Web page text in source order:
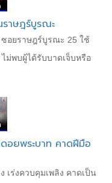
ราษฎร์บูรณะ
ซอยราษฎร์บูรณะ 25 ใช้
ไม่พบผู้ได้รับบาดเจ็บหรือ
ดอยพระบาท คาดฝีมือ
เร่งควบคุมเพลิง คาดเป็น